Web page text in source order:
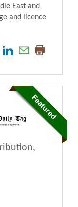
East and
and licence